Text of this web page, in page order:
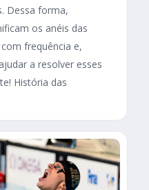
Dessa forma,
os anéis das
frequência e,
a resolver esses
História das